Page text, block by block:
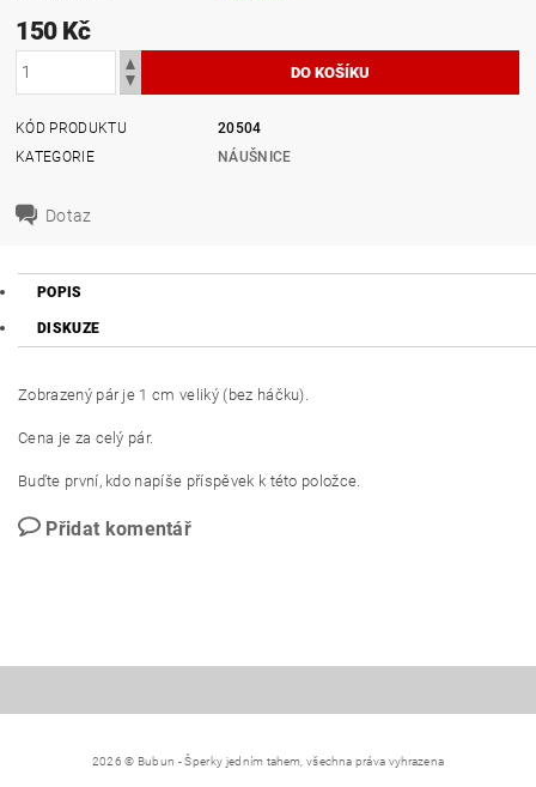
150 Kč
KÓD PRODUKTU
20504
KATEGORIE
NÁUŠNICE
Dotaz
POPIS
DISKUZE
Zobrazený pár je 1 cm veliký (bez háčku).
Cena je za celý pár.
Buďte první, kdo napíše příspěvek k této položce.
Přidat komentář
2026 © Bubun - Šperky jedním tahem, všechna práva vyhrazena